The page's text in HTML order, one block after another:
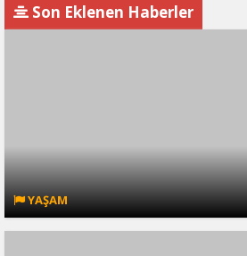
Son Eklenen Haberler
YAŞAM